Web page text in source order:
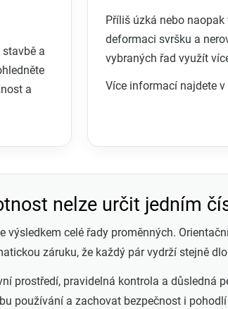
a
a
Příliš úzká nebo
deformaci svršku a
vybraných řad využít
Více informací najdete v
nelze určit jedním
celé řady proměnných.
záruku, že každý pár vydrží stejně
prostředí, pravidelná kontrola a důsledná
používání a zachovat bezpečnost i